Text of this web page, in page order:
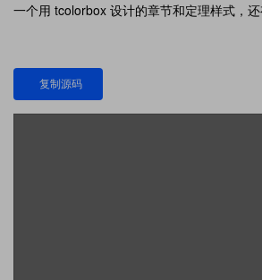
一个用 tcolorbox 设计的章节和定理样式，还
复制源码